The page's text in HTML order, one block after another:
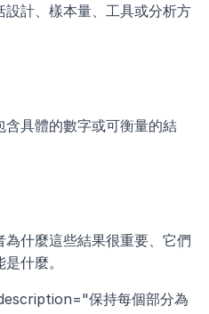
計、樣本量、工具或分析方
具體的數字或可衡量的結
什麼這些結果很重要、它們
什麼。
保持每個部分為